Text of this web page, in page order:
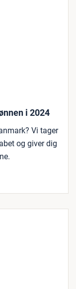
i 2024
Vi tager
og giver dig